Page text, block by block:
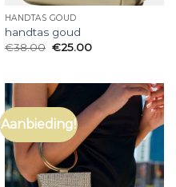
HANDTAS GOUD
handtas goud
€38.00 €25.00
Aanbieding!